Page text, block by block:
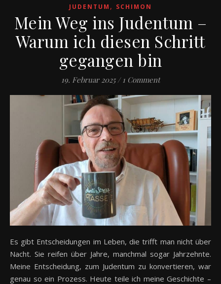
JUDENTUM , SCHIMON
Mein Weg ins Judentum –
Warum ich diesen Schritt
gegangen bin
19. Februar 2025 / 1 Comment
Es gibt Entscheidungen im Leben, die trifft man nicht über
Nacht. Sie reifen über Jahre, manchmal sogar Jahrzehnte.
Meine Entscheidung, zum Judentum zu konvertieren, war
genau so ein Prozess. Heute teile ich meine Geschichte –